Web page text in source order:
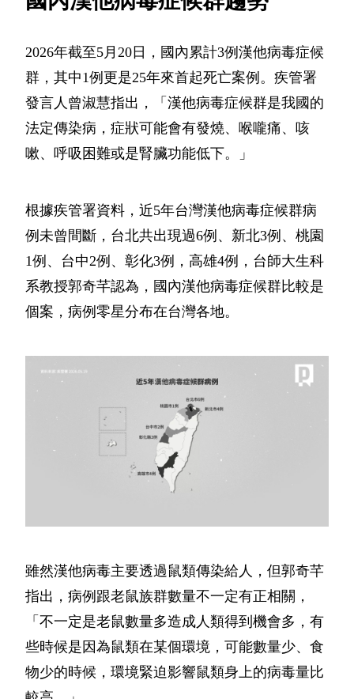
2026年截至5月20日，國內累計3例漢他病毒症候
群，其中1例更是25年來首起死亡案例。疾管署
發言人曾淑慧指出，「漢他病毒症候群是我國的
法定傳染病，症狀可能會有發燒、喉嚨痛、咳
嗽、呼吸困難或是腎臟功能低下。」
根據疾管署資料，近5年台灣漢他病毒症候群病
例未曾間斷，台北共出現過6例、新北3例、桃園
1例、台中2例、彰化3例，高雄4例，台師大生科
系教授郭奇芊認為，國內漢他病毒症候群比較是
個案，病例零星分布在台灣各地。
雖然漢他病毒主要透過鼠類傳染給人，但郭奇芊
指出，病例跟老鼠族群數量不一定有正相關，
「不一定是老鼠數量多造成人類得到機會多，有
些時候是因為鼠類在某個環境，可能數量少、食
物少的時候，環境緊迫影響鼠類身上的病毒量比